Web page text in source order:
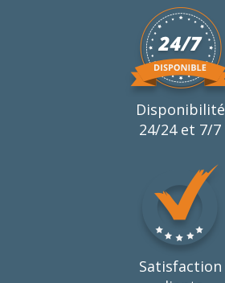
Disponibilité
24/24 et 7/7
Satisfaction